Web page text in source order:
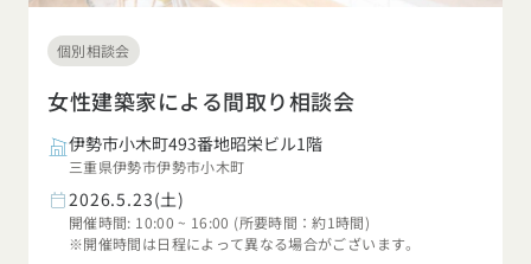
個別相談会
女性建築家による間取り相談会
伊勢市小木町493番地昭栄ビル1階
三重県伊勢市伊勢市小木町
2026.5.23(土)
開催時間: 10:00 ~ 16:00 (所要時間：約1時間)
※開催時間は日程によって異なる場合がございます。